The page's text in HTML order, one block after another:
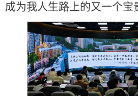
成为我人生路上的又一个宝